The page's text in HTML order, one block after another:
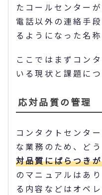
たコールセンター
電話以外の連絡手
るようになった名称
ここではまずコン
いる現状と課題に
応対品質の管理
コンタクトセンタ
な業務のため、ど
対品質にばらつき
のマニュアルはあ
る内容などはオペ